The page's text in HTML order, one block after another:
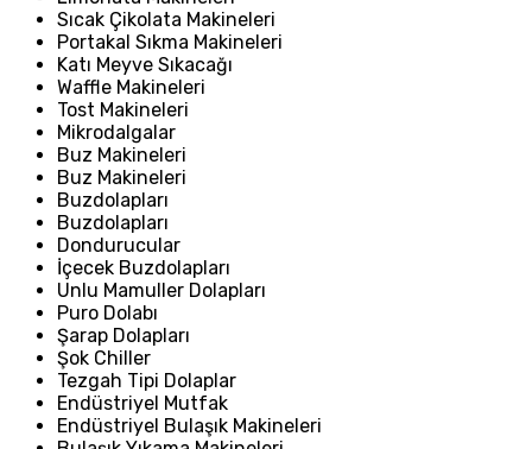
Sıcak Çikolata Makineleri
Portakal Sıkma Makineleri
Katı Meyve Sıkacağı
Waffle Makineleri
Tost Makineleri
Mikrodalgalar
Buz Makineleri
Buz Makineleri
Buzdolapları
Buzdolapları
Dondurucular
İçecek Buzdolapları
Unlu Mamuller Dolapları
Puro Dolabı
Şarap Dolapları
Şok Chiller
Tezgah Tipi Dolaplar
Endüstriyel Mutfak
Endüstriyel Bulaşık Makineleri